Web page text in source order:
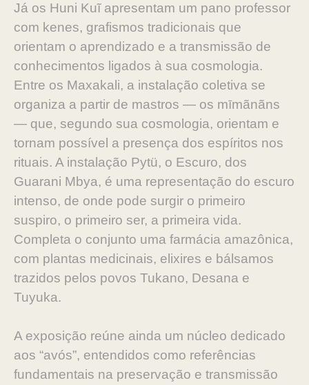
Já os Huni Kuĩ apresentam um pano professor
com kenes, grafismos tradicionais que
orientam o aprendizado e a transmissão de
conhecimentos ligados à sua cosmologia.
Entre os Maxakali, a instalação coletiva se
organiza a partir de mastros — os mīmãnãns
— que, segundo sua cosmologia, orientam e
tornam possível a presença dos espíritos nos
rituais. A instalação Pytü, o Escuro, dos
Guarani Mbya, é uma representação do escuro
intenso, de onde pode surgir o primeiro
suspiro, o primeiro ser, a primeira vida.
Completa o conjunto uma farmácia amazônica,
com plantas medicinais, elixires e bálsamos
trazidos pelos povos Tukano, Desana e
Tuyuka.
A exposição reúne ainda um núcleo dedicado
aos “avós”, entendidos como referências
fundamentais na preservação e transmissão